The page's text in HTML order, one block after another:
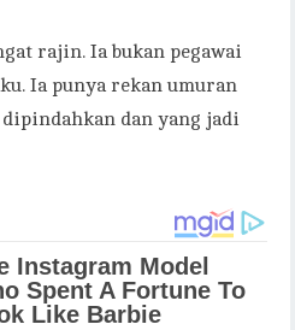
rajin. Ia bukan pegawai
Ia punya rekan umuran
dan yang jadi